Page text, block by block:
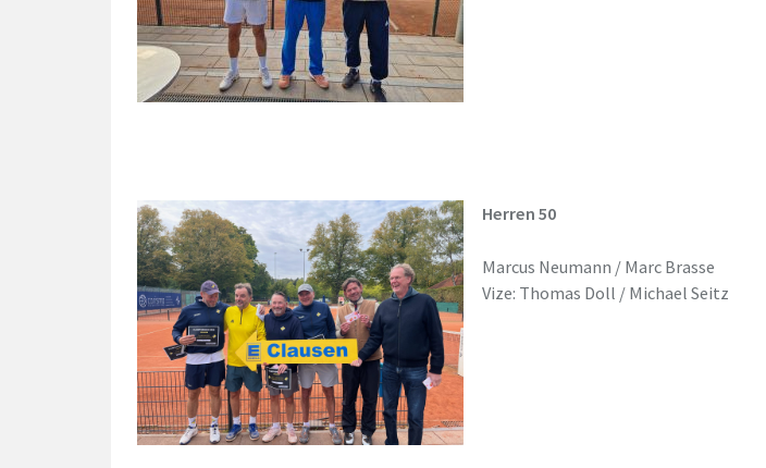
Herren 50
Marcus Neumann / Marc Brasse
Vize: Thomas Doll / Michael Seitz